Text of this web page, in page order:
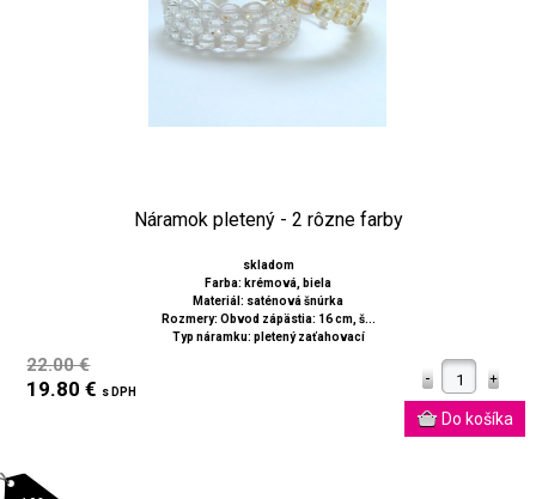
Náramok pletený - 2 rôzne farby
skladom
Farba: krémová, biela
Materiál: saténová šnúrka
Rozmery: Obvod zápästia: 16 cm, š...
Typ náramku: pletený zaťahovací
22.00 €
19.80 € s DPH